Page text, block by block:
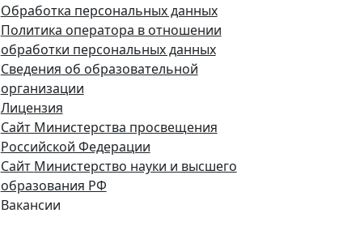
Обработка персональных данных
Политика оператора в отношении
обработки персональных данных
Сведения об образовательной
организации
Лицензия
Сайт Министерства просвещения
Российской Федерации
Сайт Министерство науки и высшего
образования РФ
Вакансии